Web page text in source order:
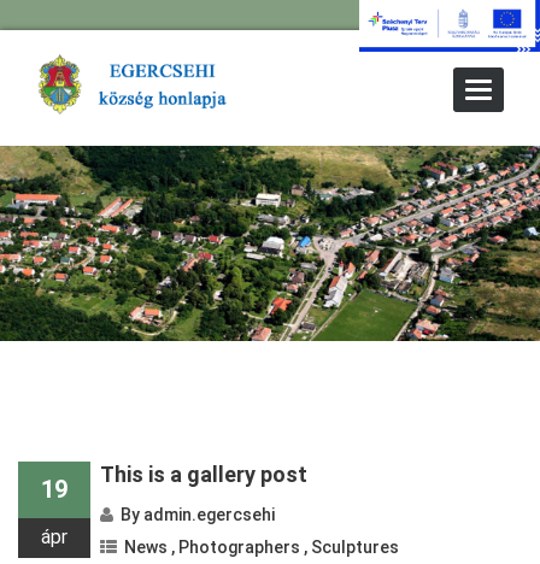
Toggle
19
ápr
This is a gallery post
By admin.egercsehi
News , Photographers , Sculptures